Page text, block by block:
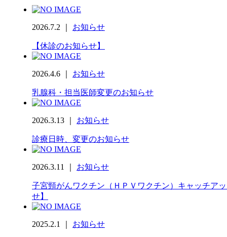
2026.7.2 ｜ お知らせ
【休診のお知らせ】
2026.4.6 ｜ お知らせ
乳腺科・担当医師変更のお知らせ
2026.3.13 ｜ お知らせ
診療日時、変更のお知らせ
2026.3.11 ｜ お知らせ
子宮頸がんワクチン（ＨＰＶワクチン）キャッチア
せ】
2025.2.1 ｜ お知らせ